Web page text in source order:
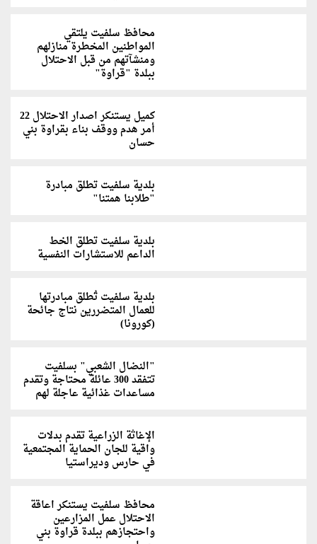
محافظ سلفيت يلتقي
المواطنين المخطرة منازلهم
ومنشآتهم من قبل الاحتلال
ببلدة "قراوة"
كميل يستنكر اصدار الاحتلال 22
أمر هدم ووقف بناء بقراوة بني
حسان
بلدية سلفيت تطلق مبادرة
"طلابنا همتنا"
بلدية سلفيت تطلق الخط
الداعم للاستشارات النفسية
بلدية سلفيت تُطلق مبادرتها
للعمال المتضررين نتاج جائحة
(كورونا)
"النضال الشعبي" بسلفيت
تتفقد 300 عائلة محتاجة وتقدم
مساعدات غذائية عاجلة لهم
الإغاثة الزراعية تقدم بدلات
واقية للجان الحماية المجتمعية
في حارس وديراستيا
محافظ سلفيت يستنكر اعاقة
الاحتلال عمل المزارعين
واحتجازهم ببلدة قراوة بني